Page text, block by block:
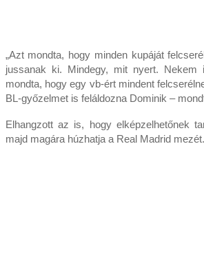
„Azt mondta, hogy minden kupáját
jussanak ki. Mindegy, mit nyert.
mondta, hogy egy vb-ért mindent
BL-győzelmet is feláldozna Dominik –
Elhangzott az is, hogy elképzelhetőnek
majd magára húzhatja a Real Madrid mezét.